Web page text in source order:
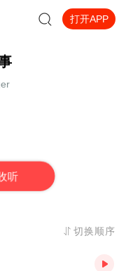
打开APP
听
切换顺序